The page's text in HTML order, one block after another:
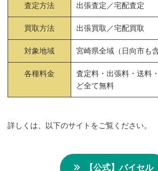
査定方法 出張査定／宅配査定
買取方法 出張買取／宅配買取
対象地域 宮崎県全域（日向市も含
各種料金
査定料・出張料・送料
ど全て無料
詳しくは、以下のサイトをご覧ください。
【公式】バイセル